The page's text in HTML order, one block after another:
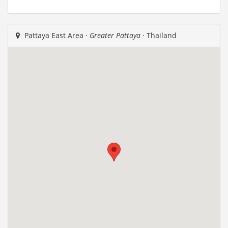
Pattaya East Area · Greater Pattaya · Thailand